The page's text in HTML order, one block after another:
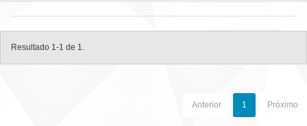
Resultado 1-1 de 1.
Anterior 1 Próximo